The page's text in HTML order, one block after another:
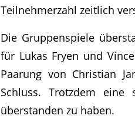
Teilnehmerzahl zeitlich
Die Gruppenspiele
für Lukas Fryen und
Paarung von Christian
Schluss. Trotzdem
überstanden zu haben.